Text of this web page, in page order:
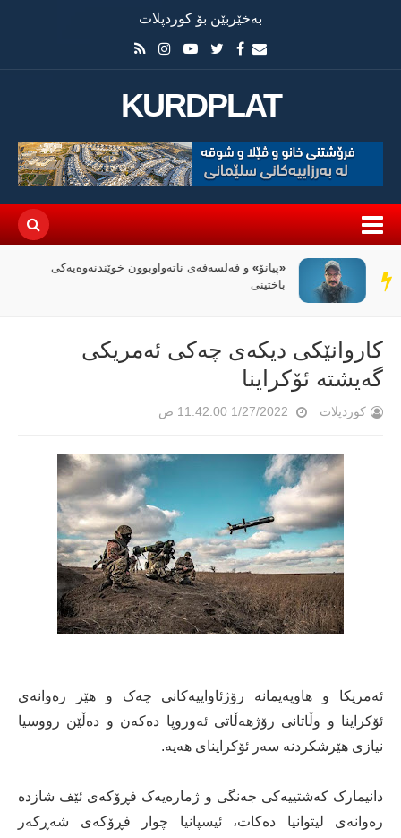
بەخێربێن بۆ کوردپلات
KURDPLAT
سەر
دێڕ
«پیانۆ» و فەلسەفەی ناتەواوبوون خوێندنەوەیەکی
باختینی
کاروانێکی دیکەی چەکی ئەمریکی
گەیشتە ئۆکراینا
کوردپلات 1/27/2022 11:42:00 ص
ئەمریکا و هاوپەیمانە رۆژئاواییەکانی چەک و هێز رەوانەی
ئۆکراینا و وڵاتانی رۆژهەڵاتی ئەوروپا دەکەن و دەڵێن رووسیا
نیازی هێرشکردنە سەر ئۆکراینای هەیە.
دانیمارک کەشتییەکی جەنگی و ژمارەیەک فڕۆکەی ئێف شازدە
رەوانەی لیتوانیا دەکات، ئیسپانیا چوار فڕۆکەی شەڕکەر